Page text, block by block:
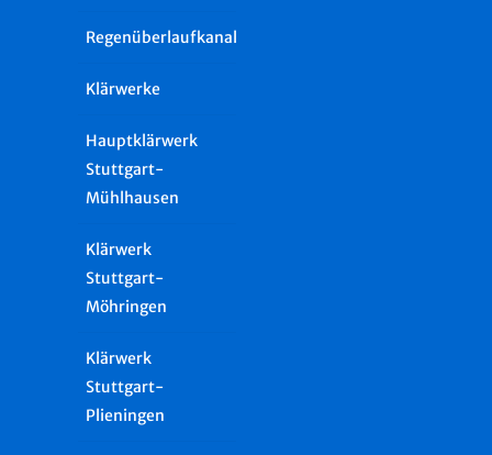
Regenüberlaufkanal
Klärwerke
Hauptklärwerk
Stuttgart-
Mühlhausen
Klärwerk
Stuttgart-
Möhringen
Klärwerk
Stuttgart-
Plieningen